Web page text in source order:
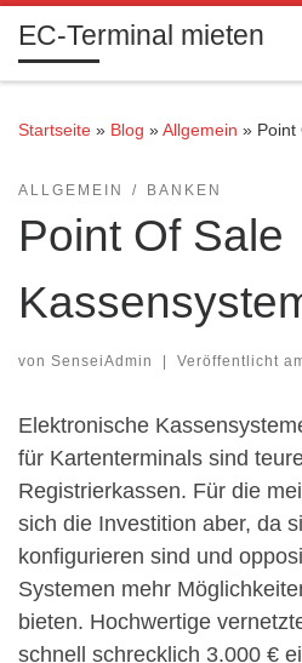
Zum Inhalt springen
EC-Terminal mieten
Startseite » Blog »Allgemein » Point
ALLGEMEIN BANKEN
Point Of Sale
von SenseiAdmin | Veröffentlicht
Elektronische
für Kartenterminals sind
Registrierkassen. Für die
sich die Investition aber, da
konfigurieren sind und
Systemen mehr
bieten. Hochwertige
schnell schrecklich 3.000 €